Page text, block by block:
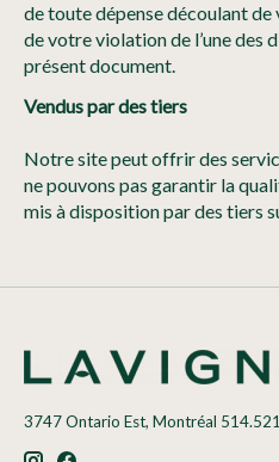
de toute dépense découlant
de votre violation de l’une des
présent document.
Vendus par des tiers
Notre site peut offrir des
ne pouvons pas garantir la
mis à disposition par des tiers
3747 Ontario Est, Montréal